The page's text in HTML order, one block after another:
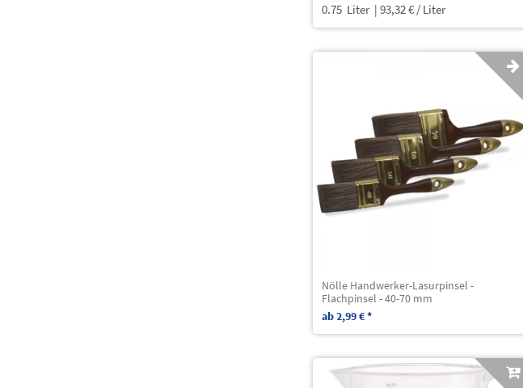
0.75 Liter | 93,32 € / Liter
Nölle Handwerker-Lasurpinsel -
Flachpinsel - 40-70 mm
ab 2,99 € *